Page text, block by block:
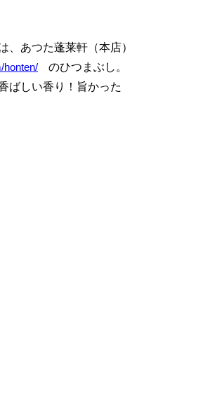
、あつた蓬莱軒（本店）
honten/
のひつまぶし。
ばしい香り！旨かった